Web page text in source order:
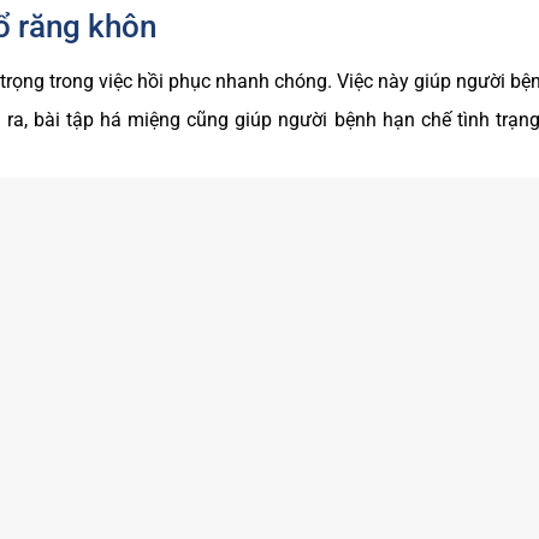
răng khôn
trong việc hồi phục nhanh chóng. Việc này giúp người
bài tập há miệng cũng giúp người bệnh hạn chế tình